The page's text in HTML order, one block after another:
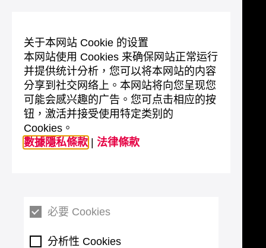
关于本网站 Cookie 的设置
本网站使用 Cookies 来确保网站正常运行
并提供统计分析，您可以将本网站的内容
分享到社交网络上。本网站将向您呈现您
可能会感兴趣的广告。您可点击相应的按
钮，激活并接受使用特定类别的
Cookies。
數據隱私條款
法律條款
必要 Cookies
分析性 Cookies